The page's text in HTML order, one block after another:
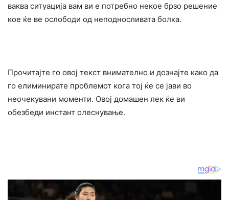
ваква ситуација вам ви е потребно некое брзо решение
кое ќе ве ослободи од неподносливата болка.
Прочитајте го овој текст внимателно и дознајте како да
го елиминирате проблемот кога тој ќе се јави во
неочекувани моменти. Овој домашен лек ќе ви
обезбеди инстант олеснување.